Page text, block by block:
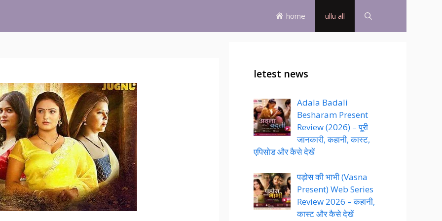
home ullu all
letest news
Adala Badali
Besharam Present
Review (2026) – पूरी
जानकारी, कहानी, कास्ट,
एपिसोड और कैसे देखें
पड़ोस की भाभी (Vasna
Present) Web Series
Review 2026 – कहानी,
कास्ट और कैसे देखें